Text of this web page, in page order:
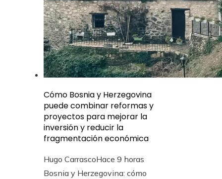
Cómo Bosnia y Herzegovina
puede combinar reformas y
proyectos para mejorar la
inversión y reducir la
fragmentación económica
Hugo CarrascoHace 9 horas
Bosnia y Herzegovina: cómo